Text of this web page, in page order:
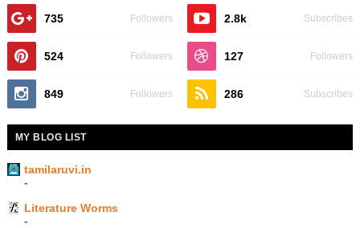
735 Followers 2.8k Subscribes
524 Followers 127 Followers
849 Followers 286 Subscribes
MY BLOG LIST
tamilaruvi.in
-
Literature Worms
-